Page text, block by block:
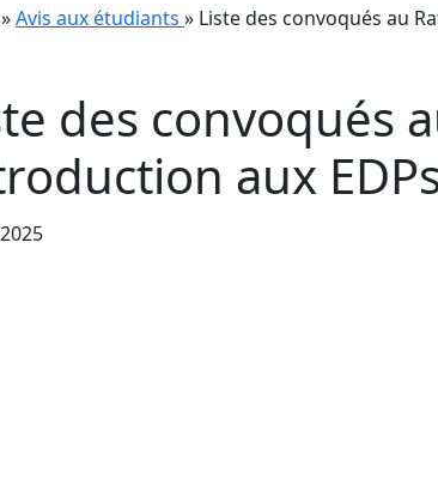
»Avis aux étudiants » Liste des convoqués au
des convoqués
aux